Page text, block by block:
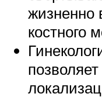
жизненно
костного